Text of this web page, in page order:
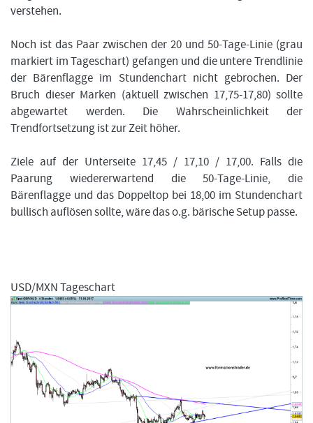
verstehen.
Noch ist das Paar zwischen der 20 und 50-Tage-Linie (grau
markiert im Tageschart) gefangen und die untere Trendlinie
der Bärenflagge im Stundenchart nicht gebrochen. Der
Bruch dieser Marken (aktuell zwischen 17,75-17,80) sollte
abgewartet werden. Die Wahrscheinlichkeit der
Trendfortsetzung ist zur Zeit höher.
Ziele auf der Unterseite 17,45 / 17,10 / 17,00. Falls die
Paarung wiedererwartend die 50-Tage-Linie, die
Bärenflagge und das Doppeltop bei 18,00 im Stundenchart
bullisch auflösen sollte, wäre das o.g. bärische Setup passe.
USD/MXN Tageschart